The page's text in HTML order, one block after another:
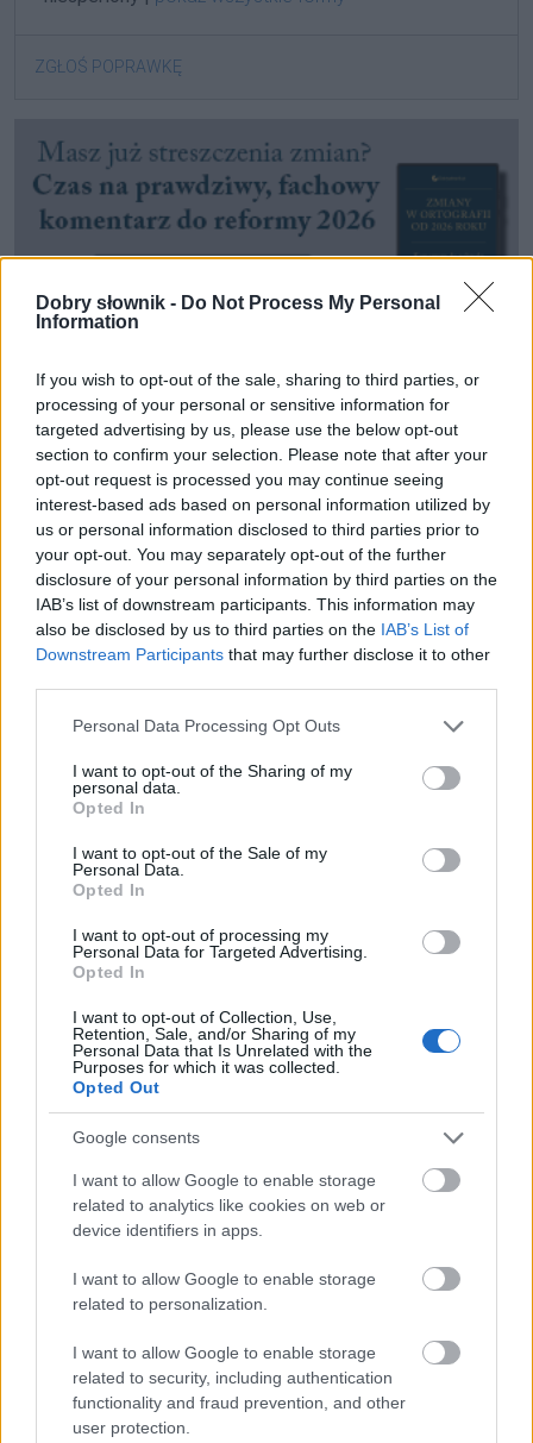
Dobry słownik - Do Not Process My Personal
Information
If you wish to opt-out of the sale, sharing to third parties, or
processing of your personal or sensitive information for
targeted advertising by us, please use the below opt-out
section to confirm your selection. Please note that after your
opt-out request is processed you may continue seeing
interest-based ads based on personal information utilized by
us or personal information disclosed to third parties prior to
your opt-out. You may separately opt-out of the further
disclosure of your personal information by third parties on the
IAB’s list of downstream participants. This information may
also be disclosed by us to third parties on the IAB’s List of
Downstream Participants that may further disclose it to other
Please note that this website/app uses one or more Google
not limited to your visit or usage behaviour. You may click to
grant or deny consent to Google and its third-party tags to
use your data for below specified purposes in below Google
consent section.
Personal Data Processing Opt Outs
I want to opt-out of the Sharing of my
personal data.
Opted In
I want to opt-out of the Sale of my
Personal Data.
Opted In
I want to opt-out of processing my
Personal Data for Targeted Advertising.
Opted In
I want to opt-out of Collection, Use,
Retention, Sale, and/or Sharing of my
Personal Data that Is Unrelated with the
Purposes for which it was collected.
Opted Out
Google consents
I want to allow Google to enable storage
related to analytics like cookies on web or
device identifiers in apps.
I want to allow Google to enable storage
related to personalization.
I want to allow Google to enable storage
related to security, including authentication
functionality and fraud prevention, and other
user protection.
ZGŁOŚ POPRAWKĘ
Pozostały wątpliwości? Brakuje czegoś w haśle?
Zobacz, co zyskują abonenci Dobrego słownika.
SPRAWDŹ
Często sprawdzane
Gdy mówią o Ronaldzie
Pomoc przy aresztowaniu
zamieć śnieżna to błąd?
Ciekawostki
szamerunek— Pochodzenie słowaszamerunek
inkantacja—Inkantacja
Mogą Cię zainteresować również hasła
magnificencja
mgła
college